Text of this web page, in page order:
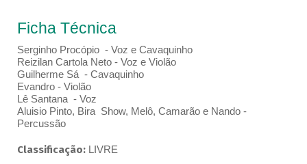
Ficha Técnica
Serginho Procópio - Voz e Cavaquinho
Reizilan Cartola Neto - Voz e Violão
Guilherme Sá - Cavaquinho
Evandro - Violão
Lê Santana - Voz
Aluisio Pinto, Bira Show, Melô, Camarão e Nando -
Percussão
Classificação: LIVRE